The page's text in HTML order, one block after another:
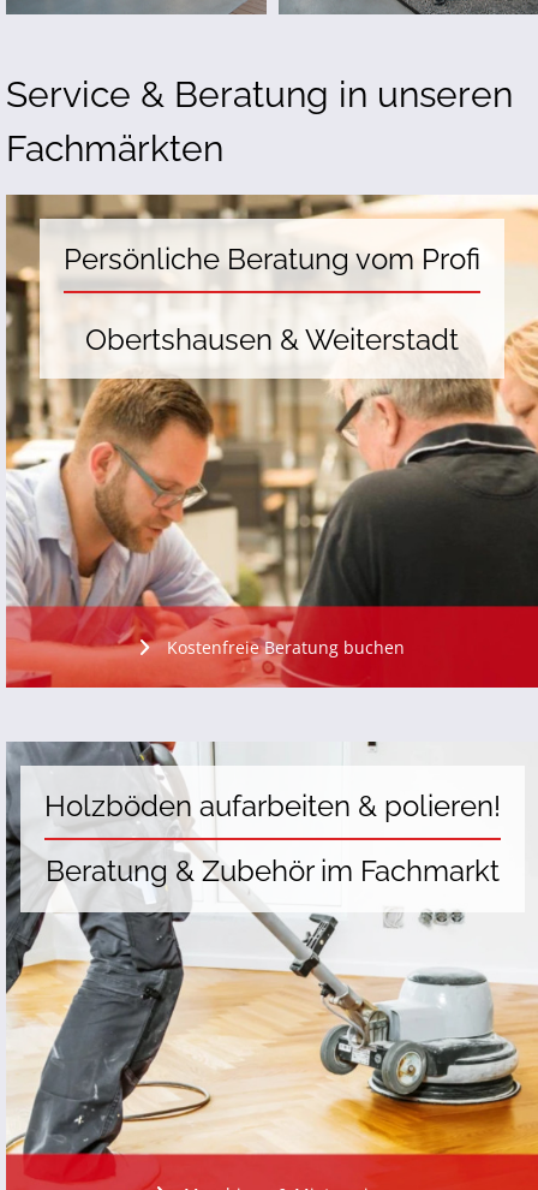
Holzböden aufarbeiten & polieren!
Beratung & Zubehör im Fachmarkt
Persönliche Beratung vom Profi
Obertshausen & Weiterstadt
Kostenfreie Beratung buchen
Service & Beratung in unseren
Fachmärkten